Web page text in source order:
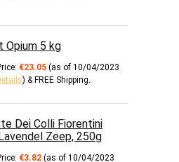
Opium 5 kg
€23.05 (as of 10/04/2023
) & FREE Shipping.
Dei Colli Fiorentini
Zeep, 250g
€3.82 (as of 10/04/2023